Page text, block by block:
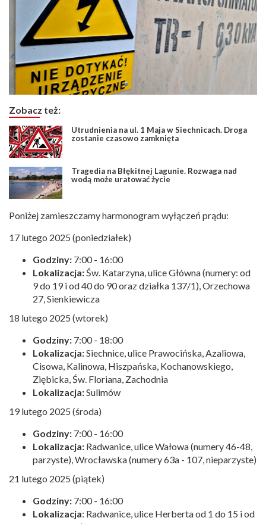
Zobacz też:
Utrudnienia na ul. 1 Maja w Siechnicach. Droga
zostanie czasowo zamknięta
Tragedia na Błękitnej Lagunie. Rozwaga nad
wodą może uratować życie
Poniżej zamieszczamy harmonogram wyłączeń prądu:
17 lutego 2025 (poniedziałek)
Godziny: 7:00 - 16:00
Lokalizacja:Św. Katarzyna, ulice Główna (numery: od
9 do 19 i od 40 do 90 oraz działka 137/1), Orzechowa
27, Sienkiewicza
18 lutego 2025 (wtorek)
Godziny: 7:00 - 18:00
Lokalizacja:Siechnice, ulice Prawocińska, Azaliowa,
Cisowa, Kalinowa, Hiszpańska, Kochanowskiego,
Ziębicka, Św. Floriana, Zachodnia
Lokalizacja:Sulimów
19 lutego 2025 (środa)
Godziny: 7:00 - 16:00
Lokalizacja: Radwanice, ulice Wałowa (numery 46-48,
parzyste), Wrocławska (numery 63a - 107, nieparzyste)
21 lutego 2025 (piątek)
Godziny: 7:00 - 16:00
Lokalizacja: Radwanice, ulice Herberta od 1 do 15 i od